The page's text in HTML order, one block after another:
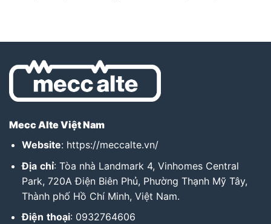
Mecc Alte Việt Nam
Website: https://meccalte.vn/
Địa chỉ: Tòa nhà Landmark 4, Vinhomes Central
Park, 720A Điện Biên Phủ, Phường Thạnh Mỹ Tây,
Thành phố Hồ Chí Minh, Việt Nam.
Điện thoại: 0932764606